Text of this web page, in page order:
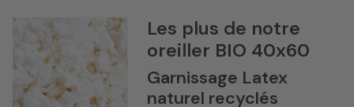
Les plus de notre
oreiller BIO 40x60
Garnissage Latex
naturel recyclés